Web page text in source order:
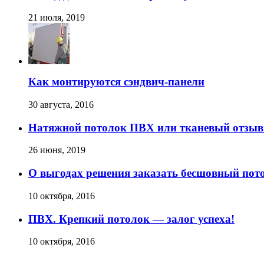
21 июля, 2019
Как монтируются сэндвич-панели
30 августа, 2016
Натяжной потолок ПВХ или тканевый
26 июня, 2019
О выгодах решения заказать бесшовный
10 октября, 2016
ПВХ. Крепкий потолок — залог успеха!
10 октября, 2016